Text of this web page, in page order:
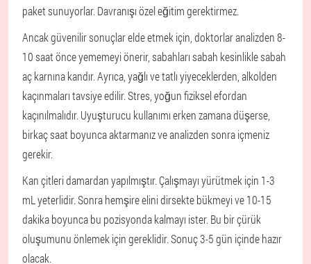
paket sunuyorlar. Davranışı özel eğitim gerektirmez.
Ancak güvenilir sonuçlar elde etmek için, doktorlar analizden 8-
10 saat önce yememeyi önerir, sabahları sabah kesinlikle sabah
aç karnına kandır. Ayrıca, yağlı ve tatlı yiyeceklerden, alkolden
kaçınmaları tavsiye edilir. Stres, yoğun fiziksel efordan
kaçınılmalıdır. Uyuşturucu kullanımı erken zamana düşerse,
birkaç saat boyunca aktarmanız ve analizden sonra içmeniz
gerekir.
Kan çitleri damardan yapılmıştır. Çalışmayı yürütmek için 1-3
mL yeterlidir. Sonra hemşire elini dirsekte bükmeyi ve 10-15
dakika boyunca bu pozisyonda kalmayı ister. Bu bir çürük
oluşumunu önlemek için gereklidir. Sonuç 3-5 gün içinde hazır
olacak.